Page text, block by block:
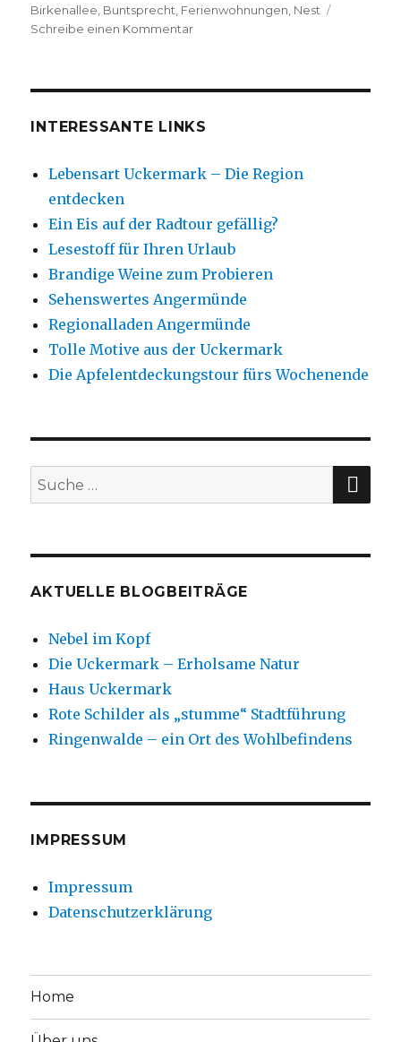
am
Birkenallee Buntsprecht Ferienwohnungen Nest
Schreibe einen Kommentarzu
INTERESSANTE LINKS
Lebensart Uckermark – Die Region
entdecken
Ein Eis auf der Radtour gefällig?
Lesestoff für Ihren Urlaub
Brandige Weine zum Probieren
Sehenswertes Angermünde
Regionalladen Angermünde
Tolle Motive aus der Uckermark
Die Apfelentdeckungstour fürs Wochenende
Suche
nach:
AKTUELLE BLOGBEITRÄGE
Nebel im Kopf
Die Uckermark – Erholsame Natur
Haus Uckermark
Rote Schilder als „stumme“ Stadtführung
Ringenwalde – ein Ort des Wohlbefindens
IMPRESSUM
Impressum
Datenschutzerklärung
Home